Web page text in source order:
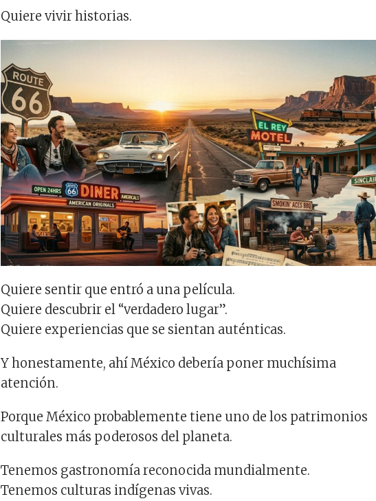
Quiere vivir historias.
Quiere sentir que entró a una película.
Quiere descubrir el “verdadero lugar”.
Quiere experiencias que se sientan auténticas.
Y honestamente, ahí México debería poner muchísima
atención.
Porque México probablemente tiene uno de los patrimonios
culturales más poderosos del planeta.
Tenemos gastronomía reconocida mundialmente.
Tenemos culturas indígenas vivas.